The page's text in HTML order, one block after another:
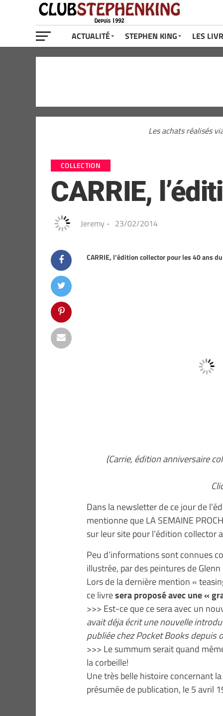
ACTUALITÉ STEPHEN KING LES
Les achats réalisés
COLLECTION
CARRIE,
Jeremy - 23/02/2014
CARRIE, l’édition collector pour les 40 ans
(Carrie, édition anniversaire
Dans la newsletter de ce jour de
mentionne que LA SEMAINE
sur leur site pour l’édition collector
Peu d’informations sont connues
illustrée, par des peintures de
Lors de la dernière mention «
ce livresera proposé avec une «
>>> Est-ce que ce sera avec un
avait déja écrit une nouvelle
publiée chez Pocket Books depuis
>>> Le summum serait quand
la corbeille!
Une très belle histoire concernant
présumée de publication, le 5 avril